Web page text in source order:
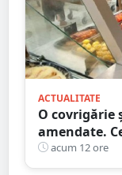
ACTUALITATE
O covrigărie
amendate.
DSVSA
acum 12 ore